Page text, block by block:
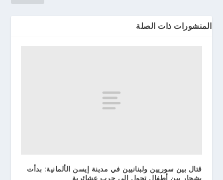
المنشورات ذات الصلة
قتال بين سوريين ولبنانيين في مدينة إيسن الألمانية: بدأت
بشجار بين أطفال تحول إلى حرب عشائرية